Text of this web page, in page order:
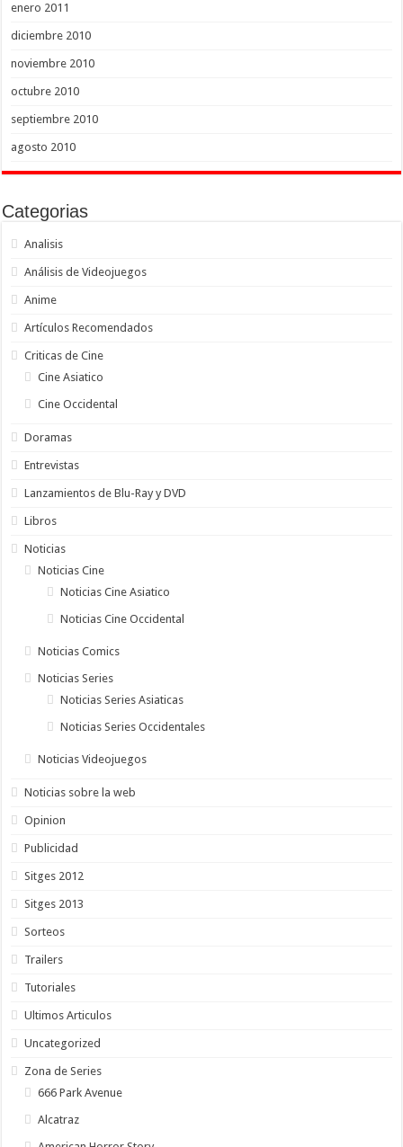
enero 2011
diciembre 2010
noviembre 2010
octubre 2010
septiembre 2010
agosto 2010
Categorias
Analisis
Análisis de Videojuegos
Anime
Artículos Recomendados
Criticas de Cine
Cine Asiatico
Cine Occidental
Doramas
Entrevistas
Lanzamientos de Blu-Ray y DVD
Libros
Noticias
Noticias Cine
Noticias Cine Asiatico
Noticias Cine Occidental
Noticias Comics
Noticias Series
Noticias Series Asiaticas
Noticias Series Occidentales
Noticias Videojuegos
Noticias sobre la web
Opinion
Publicidad
Sitges 2012
Sitges 2013
Sorteos
Trailers
Tutoriales
Ultimos Articulos
Uncategorized
Zona de Series
666 Park Avenue
Alcatraz